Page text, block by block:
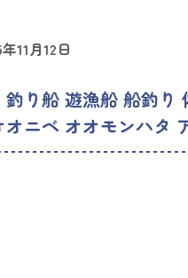
11月12日
り船 遊漁船 船釣り
オニベ オオモンハタ